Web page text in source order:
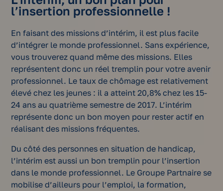
l’insertion professionnelle !
En faisant des missions d’intérim, il est plus facile
d’intégrer le monde professionnel. Sans expérience,
vous trouverez quand même des missions. Elles
représentent donc un réel tremplin pour votre avenir
professionnel. Le taux de chômage est relativement
élevé chez les jeunes : il a atteint 20,8% chez les 15-
24 ans au quatrième semestre de 2017. L’intérim
représente donc un bon moyen pour rester actif en
réalisant des missions fréquentes.
Du côté des personnes en situation de handicap,
l’intérim est aussi un bon tremplin pour l’insertion
dans le monde professionnel. Le Groupe Partnaire se
mobilise d’ailleurs pour l’emploi, la formation,